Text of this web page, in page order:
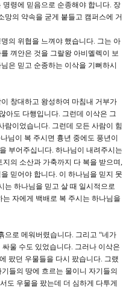
령에 믿음으로 순종해야 합니다. 장
망의 약속을 굳게 붙들고 캠퍼스에 거
의 위협을 느껴야 했습니다. 그는 아
껴안은 것을 그랄왕 아비멜렉이 보
은 믿고 순종하는 이삭을 기뻐하시
창대하고 왕성하여 마침내 거부가
아도 다행입니다. 그런데 이삭은 그
이었습니다. 그런데 모든 사람이 힘
님이 복 주시면 흉년 중에도 풍년이
부어주십니다. 하나님이 내려주시는
의 소산과 가축까지 다 복을 받으며,
믿어야 합니다. 이 하나님을 믿지 못
는 하나님을 믿고 살 때 일시적으로
자에게 백배로 복 주시는 하나님을
으로 메워버렸습니다. 그리고 “네가
울 수도 있었습니다. 그러나 이삭은
팠던 우물들을 다시 팠습니다. 그랬
들의 땅에 흐르는 물이니 자기들의
도 우물을 팠는데 더 심하게 다투게